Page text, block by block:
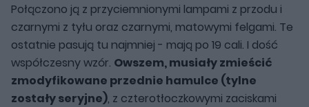
Połączono ją z przyciemnionymi lampami z przodu i
czarnymi z tyłu oraz czarnymi, matowymi felgami. Te
ostatnie pasują tu najmniej - mają po 19 cali. I dość
współczesny wzór. Owszem, musiały zmieścić
zmodyfikowane przednie hamulce (tylne
zostały seryjne), z czterotłoczkowymi zaciskami